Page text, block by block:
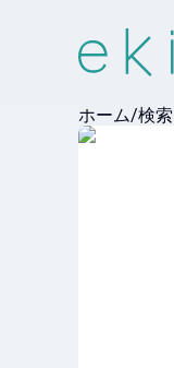
ホーム/検索